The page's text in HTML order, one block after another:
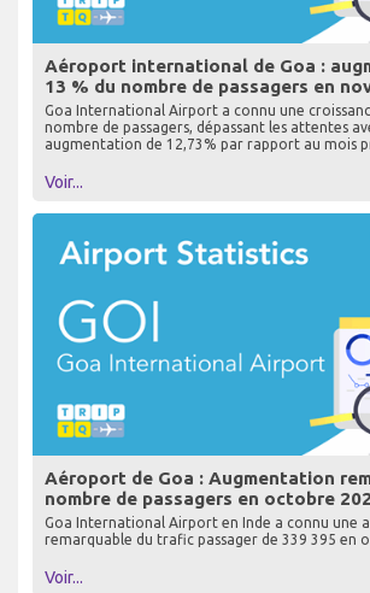
Aéroport international de Goa :
13 % du nombre de passagers en
Goa International Airport a connu une
nombre de passagers, dépassant les attentes
augmentation de 12,73% par rapport au mois
Voir...
Aéroport de Goa : Augmentation
nombre de passagers en octobre
Goa International Airport en Inde a connu une
remarquable du trafic passager de 339 395 en
Voir...